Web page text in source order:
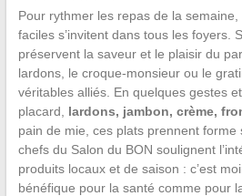
Pour rythmer les repas de la
faciles s’invitent dans tous les foyers.
préservent la saveur et le plaisir du
lardons, le croque-monsieur ou le
véritables alliés. En quelques gestes
placard, lardons, jambon, crème,
pain de mie, ces plats prennent forme
chefs du Salon du BON soulignent
produits locaux et de saison : c’est
bénéfique pour la santé comme pour